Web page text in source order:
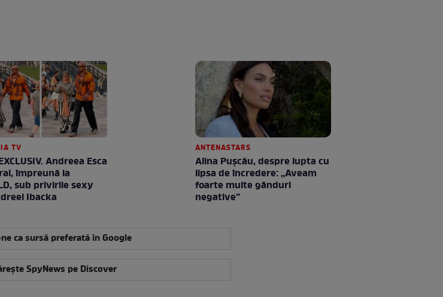
TV
Andreea Esca
împreună la
sub privirile sexy
Ibacka
ANTENASTARS
Alina Pușcău, despre lupta cu
lipsa de încredere: „Aveam
foarte multe gânduri
negative”
ca sursă preferată în Google
SpyNews pe Discover